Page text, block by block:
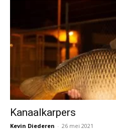
Kanaalkarpers
Kevin Diederen - 26 mei 2021